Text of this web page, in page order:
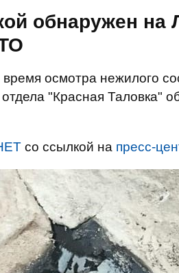
обнаружен на
осмотра нежилого
"Красная Таловка"
со ссылкой на пресс-